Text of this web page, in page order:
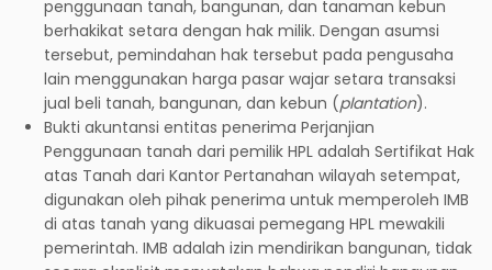
penggunaan tanah, bangunan, dan tanaman kebun
berhakikat setara dengan hak milik. Dengan asumsi
tersebut, pemindahan hak tersebut pada pengusaha
lain menggunakan harga pasar wajar setara transaksi
jual beli tanah, bangunan, dan kebun (plantation).
Bukti akuntansi entitas penerima Perjanjian
Penggunaan tanah dari pemilik HPL adalah Sertifikat Hak
atas Tanah dari Kantor Pertanahan wilayah setempat,
digunakan oleh pihak penerima untuk memperoleh IMB
di atas tanah yang dikuasai pemegang HPL mewakili
pemerintah. IMB adalah izin mendirikan bangunan, tidak